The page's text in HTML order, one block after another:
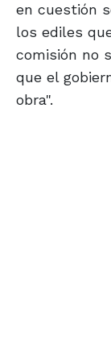
en cuestión
los ediles
comisión no
que el
obra".